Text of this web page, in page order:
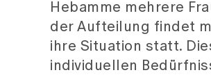
Hebamme mehrere
der Aufteilung findet
ihre Situation statt.
individuellen